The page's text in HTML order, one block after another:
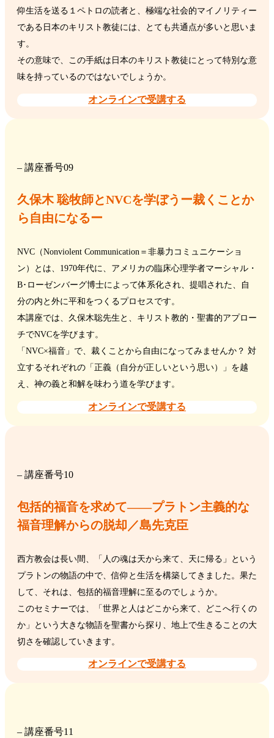
仰生活を送る１ペトロの読者と、極端な社会的マイノリティー
である日本のキリスト教徒には、とても共通点が多いと思いま
す。
その意味で、この手紙は日本のキリスト教徒にとって特別な意
味を持っているのではないでしょうか。
オンラインで受講する
– 講座番号09
久保木 聡牧師とNVCを学ぼうー裁くことか
ら自由になるー
NVC（Nonviolent Communication＝非暴力コミュニケーショ
ン）とは、1970年代に、アメリカの臨床心理学者マーシャル・
B･ローゼンバーグ博士によって体系化され、提唱された、自
分の内と外に平和をつくるプロセスです。
本講座では、久保木聡先生と、キリスト教的・聖書的アプロー
チでNVCを学びます。
「NVC×福音」で、裁くことから自由になってみませんか？ 対
立するそれぞれの「正義（自分が正しいという思い）」を越
え、神の義と和解を味わう道を学びます。
オンラインで受講する
– 講座番号10
包括的福音を求めて――プラトン主義的な
福音理解からの脱却／島先克臣
西方教会は長い間、「人の魂は天から来て、天に帰る」という
プラトンの物語の中で、信仰と生活を構築してきました。果た
して、それは、包括的福音理解に至るのでしょうか。
このセミナーでは、「世界と人はどこから来て、どこへ行くの
か」という大きな物語を聖書から探り、地上で生きることの大
切さを確認していきます。
オンラインで受講する
– 講座番号11